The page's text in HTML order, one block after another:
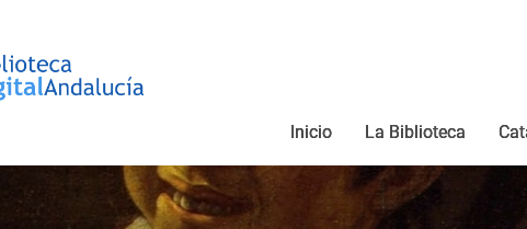
Electr@
Publicaciones periódicas y webs
Inicio La Biblioteca